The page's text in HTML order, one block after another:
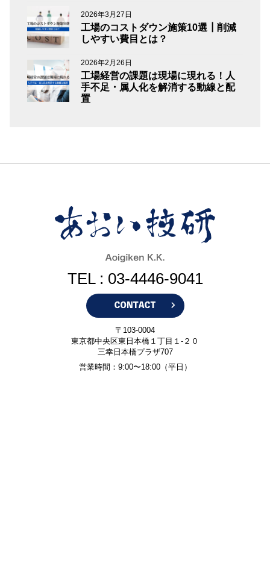
2026年3月27日
工場のコストダウン施策10選┃削減
しやすい費目とは？
2026年2月26日
工場経営の課題は現場に現れる！人
手不足・属人化を解消する動線と配
置
TEL : 03-4446-9041
〒103-0004
東京都中央区東日本橋１丁目１-２０
三幸日本橋プラザ707
営業時間：9:00〜18:00（平日）